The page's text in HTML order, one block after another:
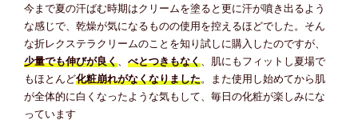
今まで夏の汗ばむ時期はクリームを塗ると更に汗が噴き出るよう
な感じで、乾燥が気になるものの使用を控えるほどでした。そん
な折レクステラクリームのことを知り試しに購入したのですが、
少量でも伸びが良く、 べとつきもなく、肌にもフィットし夏場で
もほとんど化粧崩れがなくなりました。また使用し始めてから肌
が全体的に白くなったような気もして、毎日の化粧が楽しみにな
っています